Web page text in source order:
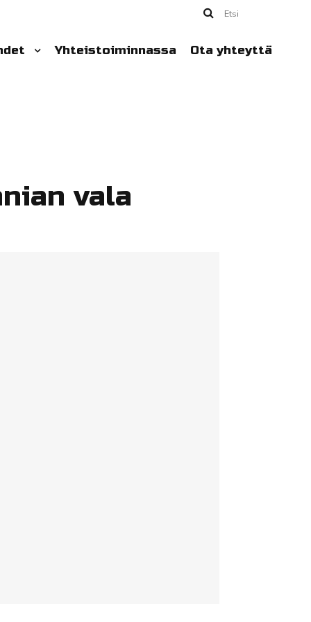
Etsi
Yhteistoiminnassa Ota yhteyttä
vala